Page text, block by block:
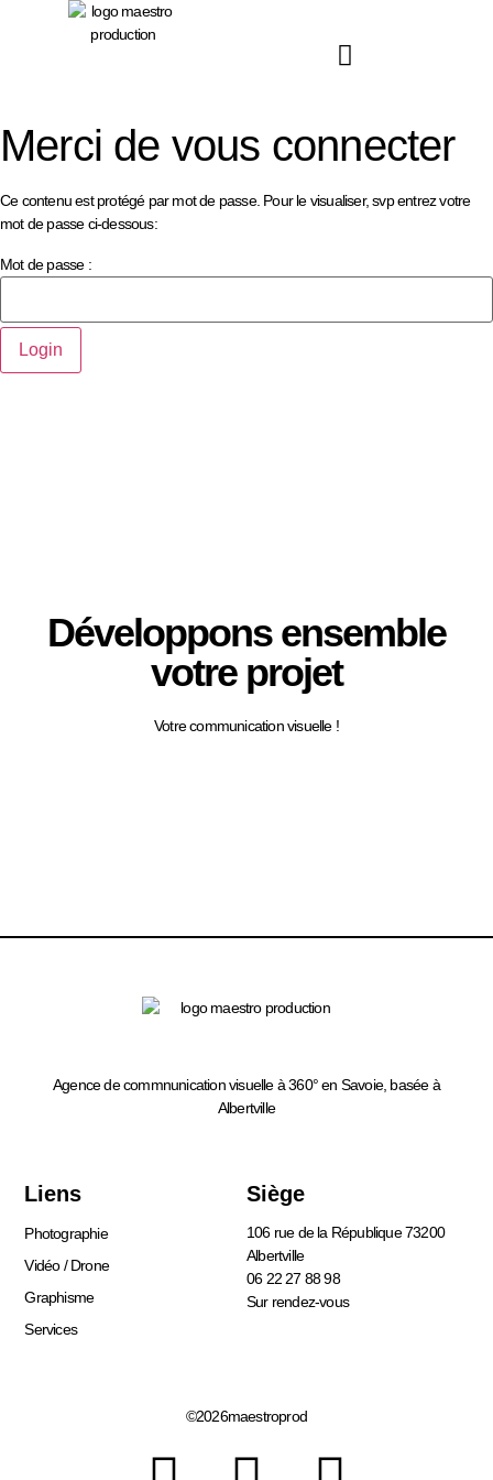
Merci de vous connecter
Ce contenu est protégé par mot de passe. Pour le visualiser, svp entrez votre
mot de passe ci-dessous:
Mot de passe :
Développons ensemble
votre projet
Votre communication visuelle !
Agence de commnunication visuelle à 360° en Savoie, basée à
Albertville
Liens
Photographie
Vidéo / Drone
Graphisme
Services
Siège
106 rue de la République 73200
Albertville
06 22 27 88 98
Sur rendez-vous
©2026maestroprod